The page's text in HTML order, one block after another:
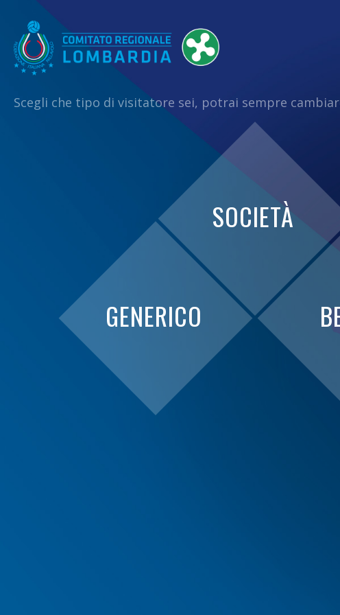
Scegli che tipo di visitatore sei, potrai sempre
GENERICO
SOCIETÀ